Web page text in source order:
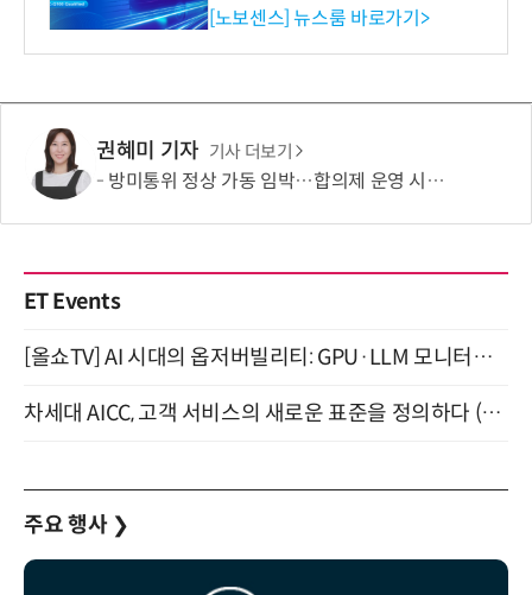
류 감지 증폭기
[노보센스] 뉴스룸 바로가기>
권혜미 기자 기사 더보기
방미통위 정상 가동 임박…합의제 운영 시험대
ET Events
[올쇼TV] AI 시대의 옵저버빌리티: GPU·LLM 모니터링부터 AI 기반 장애 대응까지 (8/11 생방송)
차세대 AICC, 고객 서비스의 새로운 표준을 정의하다 (9/9)
주요 행사 ❯